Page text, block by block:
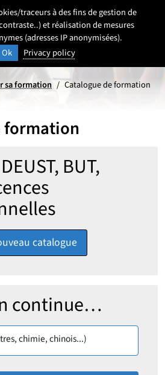
traceurs à des fins de gestion de
et réalisation de mesures
(adresses IP anonymisées).
Ok
Privacy policy
ParamétrageSélectionner une
FR
- Français
sa formation / Catalogue de formation
formation
: BUT,
catalogue
:
continue…
chimie, chinois...)